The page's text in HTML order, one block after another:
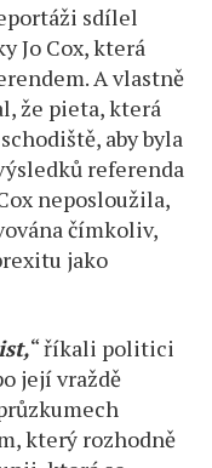
sdílel
Jo Cox, která
A vlastně
že pieta, která
aby byla
referenda
neposloužila,
čímkoliv,
jako
“ říkali politici
její vraždě
který rozhodně